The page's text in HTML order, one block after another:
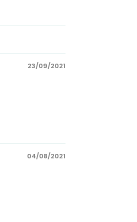
23/09/2021
04/08/2021